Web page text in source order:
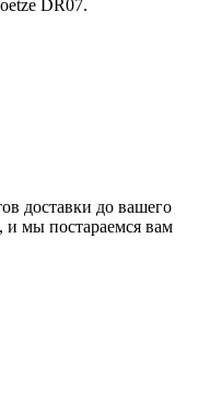
DR07.
доставки до вашего
и мы постараемся вам